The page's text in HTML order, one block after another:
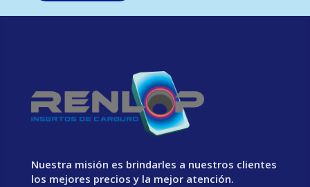
Nuestra misión es brindarles a nuestros clientes
los mejores precios y la mejor atención.